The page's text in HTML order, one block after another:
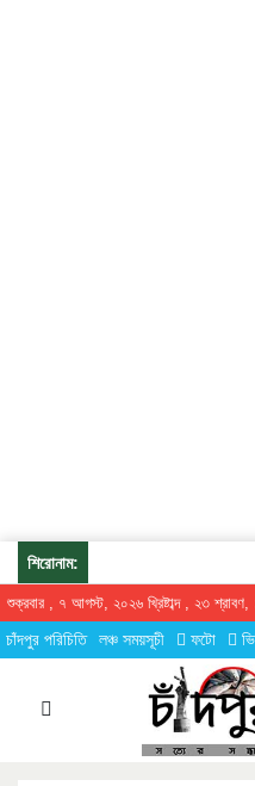
শিরোনাম:
শুক্রবার , ৭ আগস্ট, ২০২৬ খ্রিষ্টাব্দ , ২৩ শ্রাবণ,
চাঁদপুর পরিচিতি লঞ্চ সময়সূচী ফটো